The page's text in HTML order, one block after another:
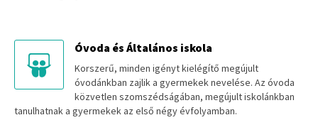
Óvoda és Általános iskola
Korszerű, minden igényt kielégítő megújult
óvodánkban zajlik a gyermekek nevelése. Az óvoda
közvetlen szomszédságában, megújult iskolánkban
tanulhatnak a gyermekek az első négy évfolyamban.